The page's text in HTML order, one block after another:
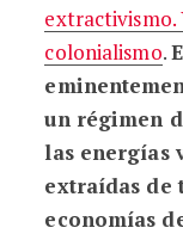
extractivismo.
colonialismo.
un régimen
las energías
extraídas de
economías